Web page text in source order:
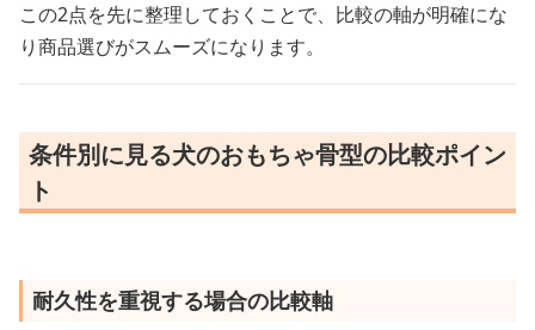
この2点を先に整理しておくことで、比較の軸が明確にな
り商品選びがスムーズになります。
条件別に見る犬のおもちゃ骨型の比較ポイン
ト
耐久性を重視する場合の比較軸